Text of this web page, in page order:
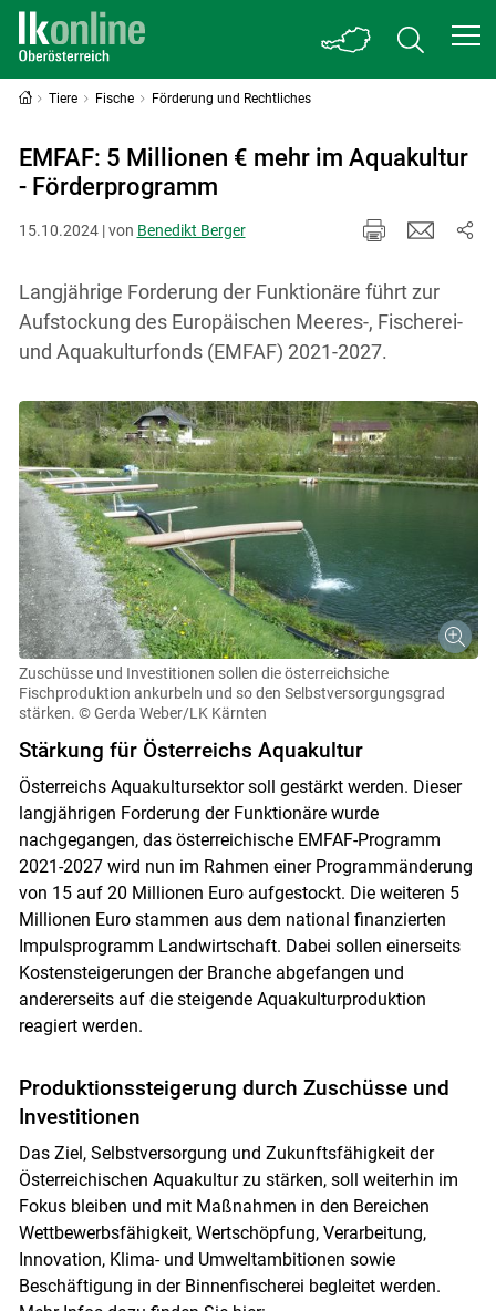
Skip to main content
Tiere Fische Förderung und Rechtliches
EMFAF: 5 Millionen € mehr im Aquakultur
- Förderprogramm
15.10.2024 | von Benedikt Berger
Langjährige Forderung der Funktionäre führt zur
Aufstockung des Europäischen Meeres-, Fischerei-
und Aquakulturfonds (EMFAF) 2021-2027.
Zuschüsse und Investitionen sollen die österreichsiche
Fischproduktion ankurbeln und so den Selbstversorgungsgrad
stärken. © Gerda Weber/LK Kärnten
Stärkung für Österreichs Aquakultur
Österreichs Aquakultursektor soll gestärkt werden. Dieser
langjährigen Forderung der Funktionäre wurde
nachgegangen, das österreichische EMFAF-Programm
2021-2027 wird nun im Rahmen einer Programmänderung
von 15 auf 20 Millionen Euro aufgestockt. Die weiteren 5
Millionen Euro stammen aus dem national finanzierten
Impulsprogramm Landwirtschaft. Dabei sollen einerseits
Kostensteigerungen der Branche abgefangen und
andererseits auf die steigende Aquakulturproduktion
reagiert werden.
Produktionssteigerung durch Zuschüsse und
Investitionen
Das Ziel, Selbstversorgung und Zukunftsfähigkeit der
Österreichischen Aquakultur zu stärken, soll weiterhin im
Fokus bleiben und mit Maßnahmen in den Bereichen
Wettbewerbsfähigkeit, Wertschöpfung, Verarbeitung,
Innovation, Klima- und Umweltambitionen sowie
Beschäftigung in der Binnenfischerei begleitet werden.